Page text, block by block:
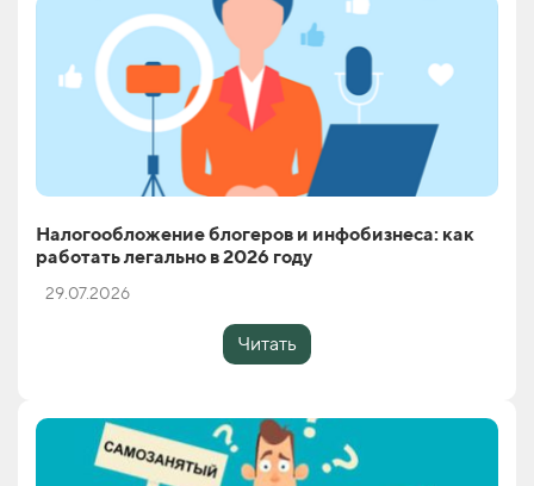
Налогообложение блогеров и инфобизнеса: как
работать легально в 2026 году
29.07.2026
Читать